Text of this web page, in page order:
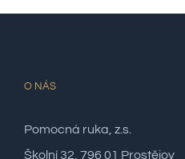
O NÁS
Pomocná ruka, z.s.
Školní 32, 796 01 Prostějov